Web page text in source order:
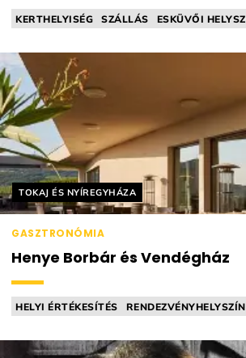
KERTHELYISÉG SZÁLLÁS ESKÜVŐI
Helyszín címkék:
TOKAJ ÉS NYÍREGYHÁZA
GASZTRONÓMIA
Henye Borbár és Vendégház
HELYI ÉRTÉKESÍTÉS RENDEZVÉNYHELYSZÍN